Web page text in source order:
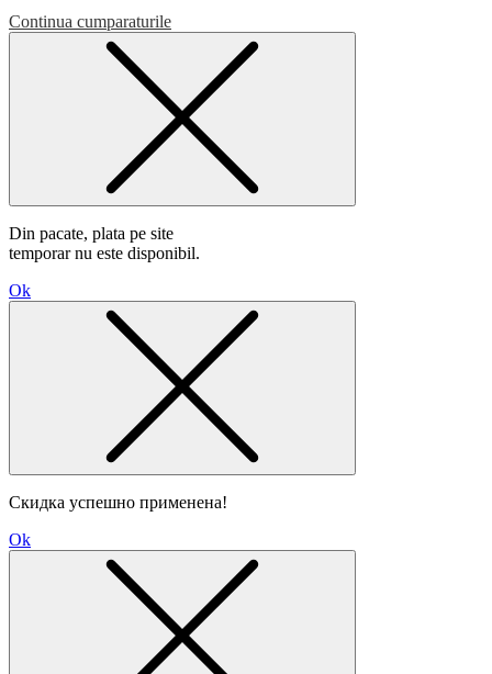
Continua cumparaturile
Din pacate, plata pe site
temporar nu este disponibil.
Ok
Скидка успешно применена!
Ok